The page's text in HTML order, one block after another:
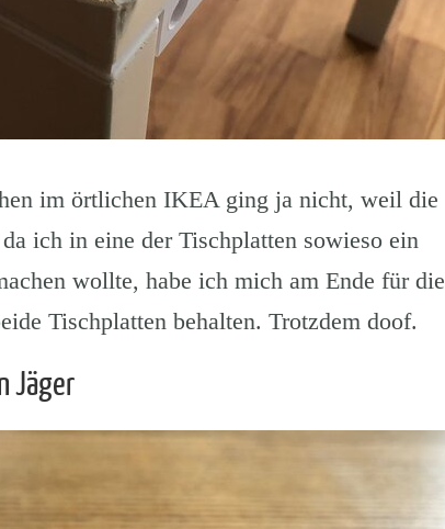
im örtlichen IKEA ging ja nicht, weil die
ich in eine der Tischplatten sowieso ein
wollte, habe ich mich am Ende für die
Tischplatten behalten. Trotzdem doof.
Jäger